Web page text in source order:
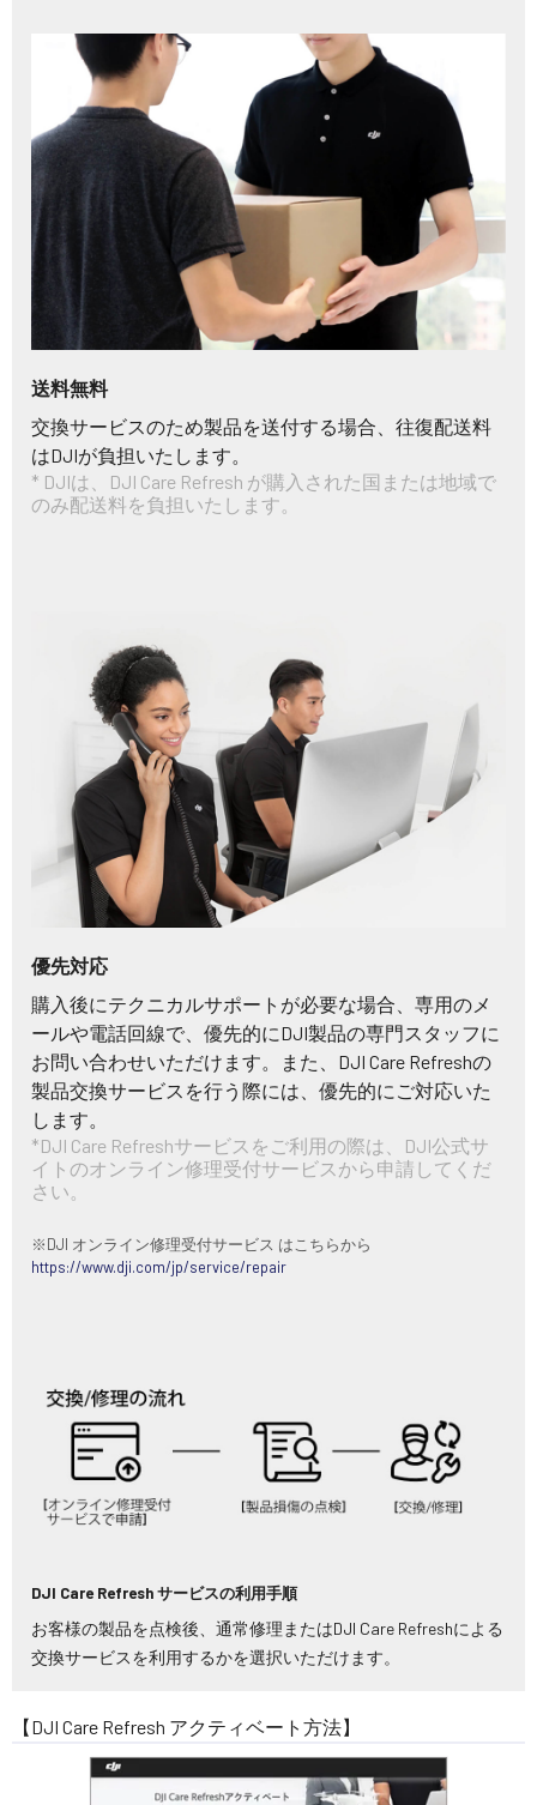
送料無料
交換サービスのため製品を送付する場合、往復配送料
はDJIが負担いたします。
* DJIは、DJI Care Refresh が購入された国または地域で
のみ配送料を負担いたします。
優先対応
購入後にテクニカルサポートが必要な場合、専用のメ
ールや電話回線で、優先的にDJI製品の専門スタッフに
お問い合わせいただけます。また、DJI Care Refreshの
製品交換サービスを行う際には、優先的にご対応いた
します。
*DJI Care Refreshサービスをご利用の際は、DJI公式サ
イトのオンライン修理受付サービスから申請してくだ
さい。
※DJI オンライン修理受付サービス はこちらから
https://www.dji.com/jp/service/repair
DJI Care Refresh サービスの利用手順
お客様の製品を点検後、通常修理またはDJI Care Refreshによる
交換サービスを利用するかを選択いただけます。
【DJI Care Refresh アクティベート方法】